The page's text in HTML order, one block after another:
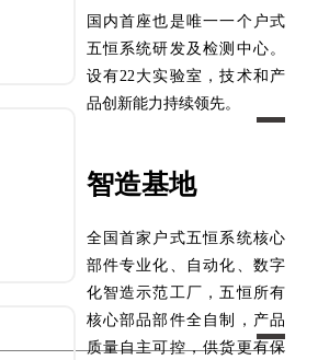
国内首座也是唯一一个户式
五恒系统研发及检测中心。
设有22大实验室，技术和产
品创新能力持续领先。
智造基地
全国首家户式五恒系统核心
部件专业化、自动化、数字
化智造示范工厂，五恒所有
核心部品部件全自制，产品
质量自主可控，供货更有保